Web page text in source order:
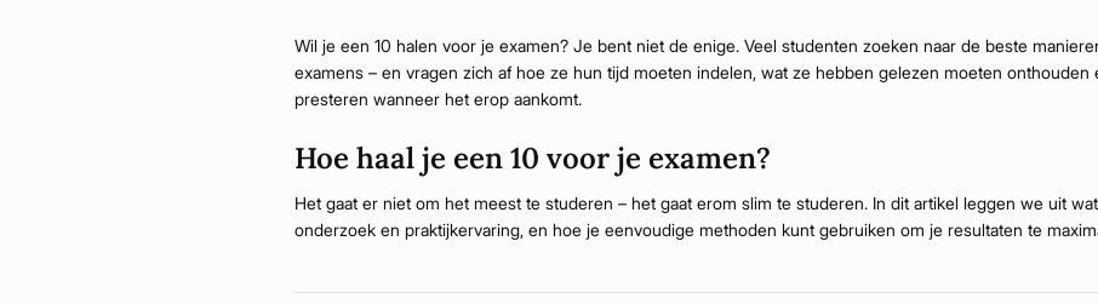
Wil je een 10 halen voor je examen? Je bent niet de enige. Veel studenten zoeken naar de beste
examens – en vragen zich af hoe ze hun tijd moeten indelen, wat ze hebben gelezen moeten onthouden
presteren wanneer het erop aankomt.
Hoe haal je een 10 voor je examen?
Het gaat er niet om het meest te studeren – het gaat erom slim te studeren. In dit artikel leggen we uit
onderzoek en praktijkervaring, en hoe je eenvoudige methoden kunt gebruiken om je resultaten te